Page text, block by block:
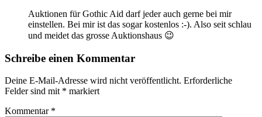
Auktionen für Gothic Aid darf jeder auch gerne bei mir
einstellen. Bei mir ist das sogar kostenlos :-). Also seit schlau
und meidet das grosse Auktionshaus 😉
Schreibe einen Kommentar
Deine E-Mail-Adresse wird nicht veröffentlicht. Erforderliche
Felder sind mit * markiert
Kommentar *